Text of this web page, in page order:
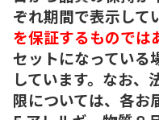
ぞれ期間で表示して
を保証するものでは
セットになっている
しています。なお、
限については、各お